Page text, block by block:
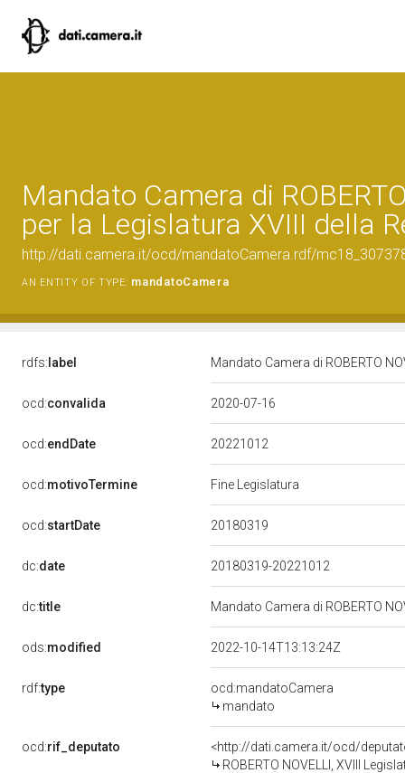
Mandato Camera di
per la Legislatura XVIII della
http://dati.camera.it/ocd/mandatoCamera.rdf/
AN ENTITY OF TYPE: mandatoCamera
rdfs: label Mandato Camera di ROBERTO
ocd:convalida 2020-07-16
ocd:endDate 20221012
ocd:motivoTermine Fine Legislatura
ocd:startDate 20180319
dc:date 20180319-20221012
dc:title Mandato Camera di ROBERTO
ods:modified 2022-10-14T13:13:24Z
rdf:type
ocd:mandatoCamera
mandato
ocd:rif_deputato
<http://dati.camera.it/ocd/
ROBERTO NOVELLI, XVIII